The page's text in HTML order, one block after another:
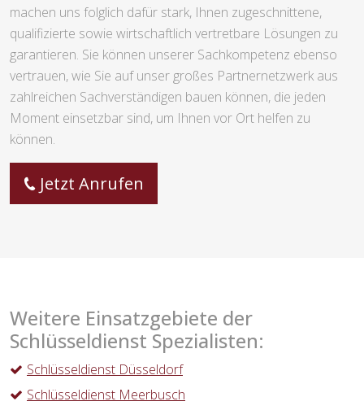
machen uns folglich dafür stark, Ihnen zugeschnittene,
qualifizierte sowie wirtschaftlich vertretbare Lösungen zu
garantieren. Sie können unserer Sachkompetenz ebenso
vertrauen, wie Sie auf unser großes Partnernetzwerk aus
zahlreichen Sachverständigen bauen können, die jeden
Moment einsetzbar sind, um Ihnen vor Ort helfen zu
können.
Jetzt Anrufen
Weitere Einsatzgebiete der
Schlüsseldienst Spezialisten:
Schlüsseldienst Düsseldorf
Schlüsseldienst Meerbusch